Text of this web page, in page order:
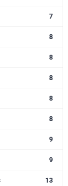
7
8
8
8
8
8
9
9
13